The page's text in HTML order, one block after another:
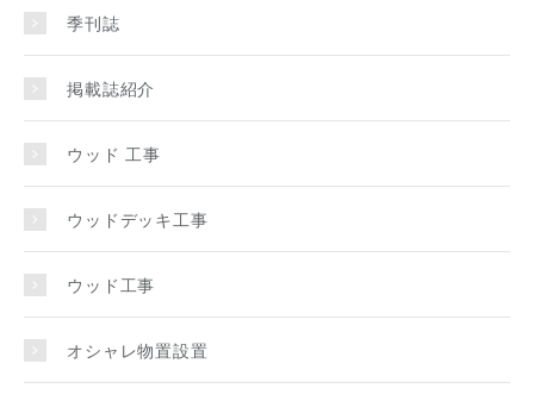
季刊誌
掲載誌紹介
ウッド 工事
ウッドデッキ工事
ウッド工事
オシャレ物置設置